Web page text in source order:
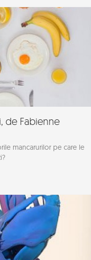
de Fabienne
mancarurilor pe care le